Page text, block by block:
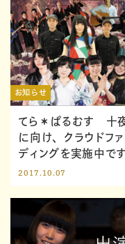
お知らせ
てら＊ぱるむす 十
に向け、クラウドファ
ディングを実施中です
2017.10.07